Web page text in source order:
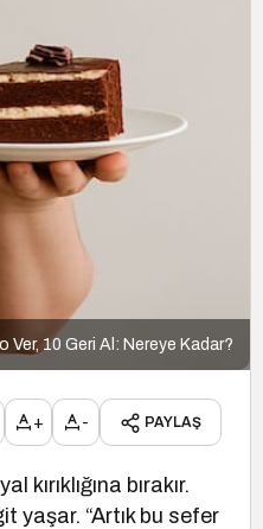
Ver, 10 Geri Al: Nereye Kadar?
+ - PAYLAŞ
bırakır.
yaşar. “Artık bu sefer